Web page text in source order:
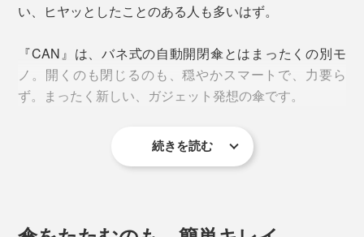
い、ヒヤッとしたことのある人も多いはず。
『CAN』は、バネ式の自動開閉傘とはまったくの別モ
ノ。開くのも閉じるのも、穏やかスマートで、力要ら
ず。まったく新しい、ガジェット発想の傘です。
「▲」ボタンを押すと、約1秒間でシャフトを伸ばしな
が、決定的な違い。
続きを読む